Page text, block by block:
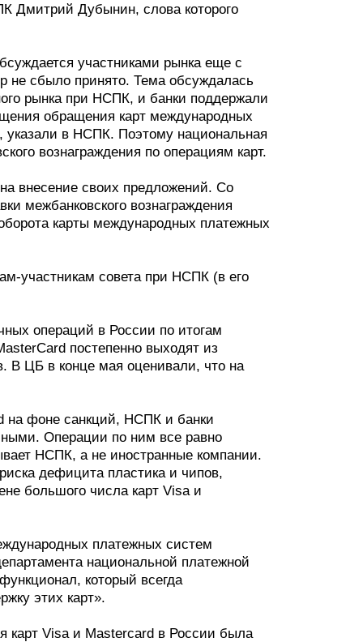
Дмитрий Дубынин, слова которого
участниками рынка еще с
не сбыло принято. Тема обсуждалась
рынка при НСПК, и банки поддержали
обращения карт международных
в НСПК. Поэтому национальная
вознаграждения по операциям карт.
внесение своих предложений. Со
межбанковского вознаграждения
карты международных платежных
участникам совета при НСПК (в его
операций в России по итогам
постепенно выходят из
В ЦБ в конце мая оценивали, что на
на фоне санкций, НСПК и банки
Операции по ним все равно
НСПК, а не иностранные компании.
дефицита пластика и чипов,
большого числа карт Visa и
платежных систем
национальной платежной
который всегда
этих карт».
карт Visa и Mastercard в России была